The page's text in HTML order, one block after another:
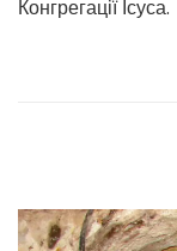
Конгрегації Ісуса.